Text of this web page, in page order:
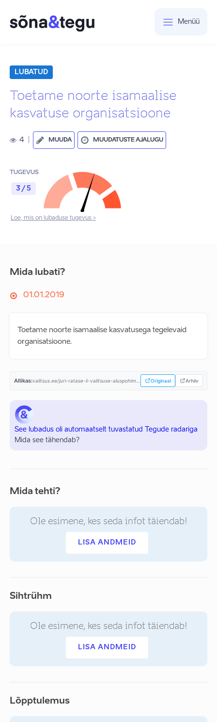
Menüü
LUBATUD
Toetame noorte isamaalise
kasvatuse organisatsioone
4 MUUDA MUUDATUSTE AJALUGU
TUGEVUS
3 / 5
Loe, mis on lubaduse tugevus >
Mida lubati?
01.01.2019
Toetame noorte isamaalise kasvatusega tegelevaid
organisatsioone.
Allikas: Originaal Arhiiv
See lubadus oli automaatselt tuvastatud Tegude radariga
Mida see tähendab?
Mida tehti?
Ole esimene, kes seda infot täiendab!
LISA ANDMEID
Sihtrühm
Ole esimene, kes seda infot täiendab!
LISA ANDMEID
Lõpptulemus